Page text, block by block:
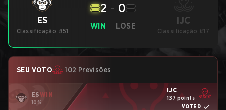
ES
Classificação #51
WIN
2 - 0
LOSE IJC
Classificação #17
SEU VOTO 102 Previsões
ESWIN
10%
IJC
137 points
VOTED